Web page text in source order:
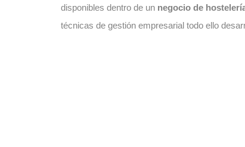
disponibles dentro de un negocio de
técnicas de gestión empresarial todo ello